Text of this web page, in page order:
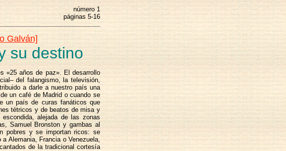
número 1
páginas 5-16
Galván]
su destino
«25 años de paz». El desarrollo
del falangismo, la televisión,
a darle a nuestro país una
un café de Madrid o cuando se
un país de curas fanáticos que
tétricos y de beatos de misa y
alejada de las zonas
Samuel Bronston y gambas al
pobres y se importan ricos: se
Alemania, Francia o Venezuela,
de la tradicional cortesía